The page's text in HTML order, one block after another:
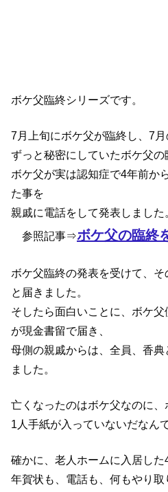
ボケ父臨終シリーズです。
7月上旬にボケ父が臨終し、7月
ずっと秘密にしていたボケ父の
ボケ父が実は認知症で4年前か
た事を
親戚に電話をして発表しました
参照記事⇒ボケ父の臨終
ボケ父臨終の発表を受けて、
と届きました。
そしたら面白いことに、ボケ
が現金書留で届き、
母側の親戚からは、全員、香
ました。
亡くなったのはボケ父なのに
1人手紙が入っていないだなん
確かに、老人ホームに入居した
年賀状も、電話も、何もやり取